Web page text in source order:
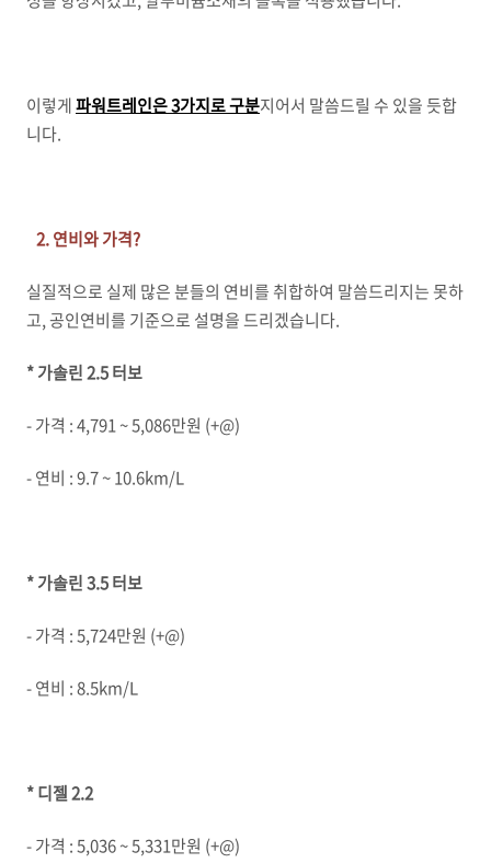
이렇게파워트레인은 3가지로 구분지어서 말씀드릴 수 있을 듯합
니다.
2. 연비와 가격?
실질적으로 실제 많은 분들의 연비를 취합하여 말씀드리지는 못하
고, 공인연비를 기준으로 설명을 드리겠습니다.
* 가솔린 2.5 터보
- 가격 : 4,791 ~ 5,086만원 (+@)
- 연비 : 9.7 ~ 10.6km/L
* 가솔린 3.5 터보
- 가격 : 5,724만원 (+@)
- 연비 : 8.5km/L
* 디젤 2.2
- 가격 : 5,036 ~ 5,331만원 (+@)